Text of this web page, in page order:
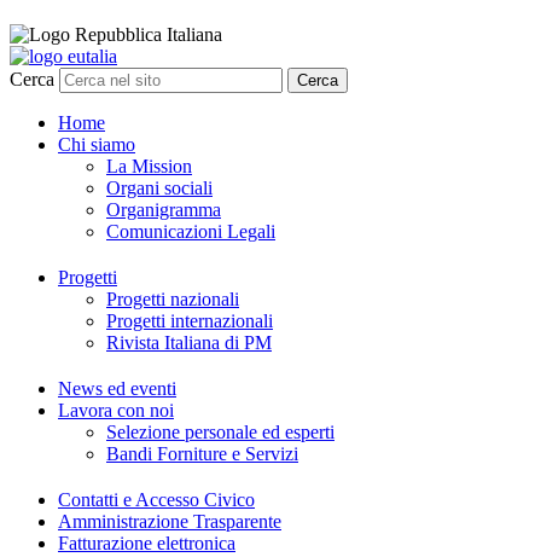
Cerca Cerca
Home
Chi siamo
La Mission
Organi sociali
Organigramma
Comunicazioni Legali
Progetti
Progetti nazionali
Progetti internazionali
Rivista Italiana di PM
News ed eventi
Lavora con noi
Selezione personale ed esperti
Bandi Forniture e Servizi
Contatti e Accesso Civico
Amministrazione Trasparente
Fatturazione elettronica